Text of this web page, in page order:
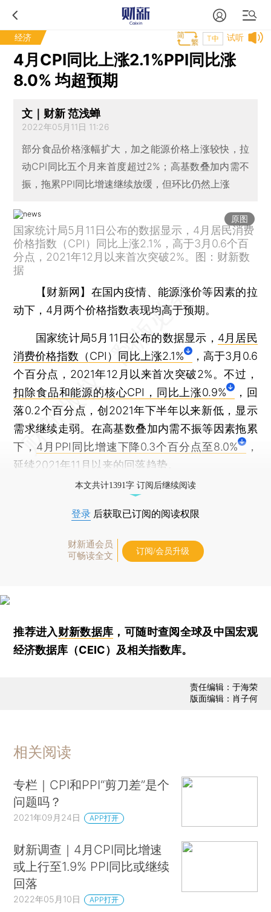
经济 试听
T中
4月CPI同比上涨2.1%PPI同比涨
8.0% 均超预期
文｜财新 范浅蝉
2022年05月11日 11:26
部分食品价格涨幅扩大，加之能源价格上涨较快，拉
动CPI同比五个月来首度超过2%；高基数叠加内需不
振，拖累PPI同比增速继续放缓，但环比仍然上涨
原图
国家统计局5月11日公布的数据显示，4月居民消费
价格指数（CPI）同比上涨2.1%，高于3月0.6个百
分点，2021年12月以来首次突破2%。图：财新数
据
【财新网】 在国内疫情、能源涨价等因素的拉
动下，4月两个价格指数表现均高于预期。
国家统计局5月11日公布的数据显示， 4月居民
消费价格指数（CPI）同比上涨2.1%
，高于3月0.6
个百分点，2021年12月以来首次突破2%。不过，
扣除食品和能源的核心CPI，同比上涨0.9%
，回
落0.2个百分点，创2021年下半年以来新低，显示
需求继续走弱。在高基数叠加内需不振等因素拖累
下， 4月PPI同比增速下降0.3个百分点至8.0%
，
延续2021年11月以来的回落趋势。
本文共计1391字 订阅后继续阅读
登录 后获取已订阅的阅读权限
财新通会员
可畅读全文
订阅/会员升级
推荐进入财新数据库 ，可随时查阅全球及中国宏观
经济数据库（CEIC）及相关指数库。
责任编辑：于海荣
版面编辑：肖子何
相关阅读
专栏｜CPI和PPI“剪刀差”是个
问题吗？
2021年09月24日 APP打开
财新调查｜4月CPI同比增速
或上行至1.9% PPI同比或继续
回落
2022年05月10日 APP打开